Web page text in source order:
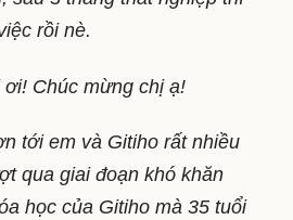
rồi nè.
Chúc mừng chị ạ!
tới em và Gitiho rất nhiều
qua giai đoạn khó khăn
học của Gitiho mà 35 tuổi